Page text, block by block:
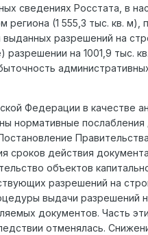
сведениях Росстата, в
(1 555,3 тыс. кв.
разрешений на
на 1001,9 тыс.
Федерации в качестве
нормативные
сроков действия
объектов
разрешений на
выдачи разрешений
документов. Часть
отменялась.